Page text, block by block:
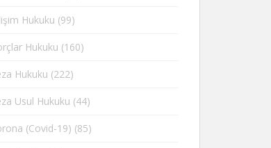
Hukuku (99)
Hukuku (160)
Hukuku (222)
Usul Hukuku (44)
(Covid-19) (85)